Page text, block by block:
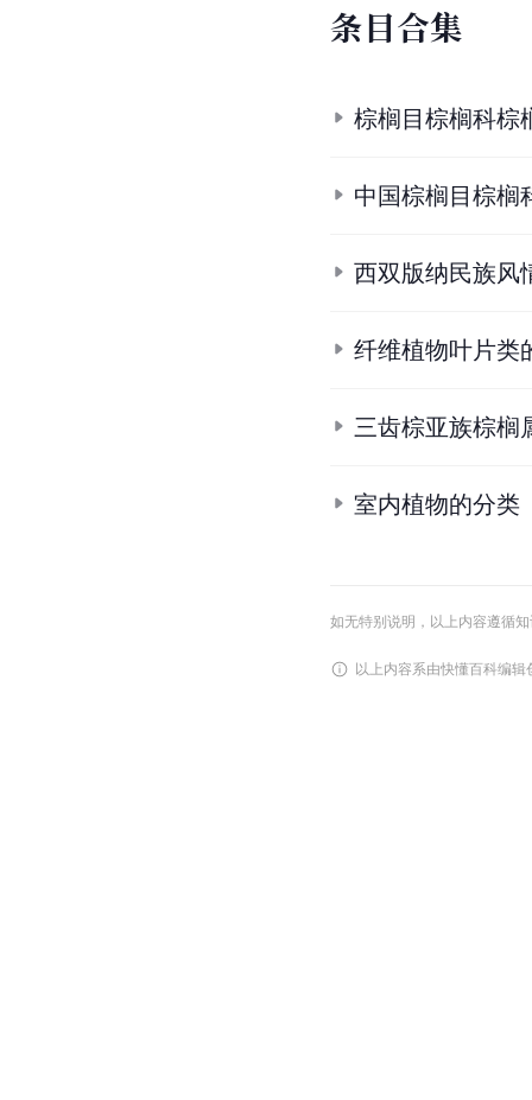
条目合集
棕榈目棕榈科棕
中国棕榈目棕榈
西双版纳民族风
纤维植物叶片类
三齿棕亚族棕榈
室内植物的分类
如无特别说明，以上内容遵循
以上内容系由快懂百科编